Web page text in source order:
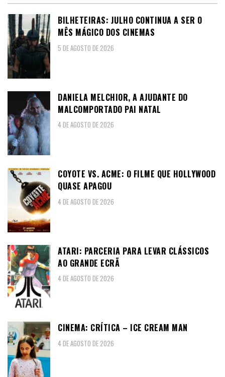
BILHETEIRAS: JULHO CONTINUA A SER O
MÊS MÁGICO DOS CINEMAS
5 DE AGOSTO DE 2026
DANIELA MELCHIOR, A AJUDANTE DO
MALCOMPORTADO PAI NATAL
4 DE AGOSTO DE 2026
COYOTE VS. ACME: O FILME QUE HOLLYWOOD
QUASE APAGOU
4 DE AGOSTO DE 2026
ATARI: PARCERIA PARA LEVAR CLÁSSICOS
AO GRANDE ECRÃ
4 DE AGOSTO DE 2026
CINEMA: CRÍTICA – ICE CREAM MAN
4 DE AGOSTO DE 2026